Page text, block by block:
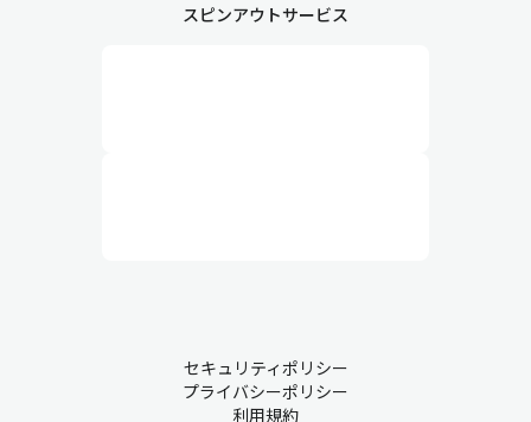
スピンアウトサービス
セキュリティポリシー
プライバシーポリシー
利用規約